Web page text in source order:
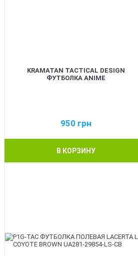
KRAMATAN TACTICAL DESIGN
ФУТБОЛКА ANIME
950 грн
В КОРЗИНУ